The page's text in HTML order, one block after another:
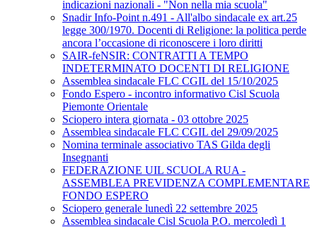
indicazioni nazionali - "Non nella mia scuola"
Snadir Info-Point n.491 - All'albo sindacale ex art.25
legge 300/1970. Docenti di Religione: la politica perde
ancora l’occasione di riconoscere i loro diritti
SAIR-feNSIR: CONTRATTI A TEMPO
INDETERMINATO DOCENTI DI RELIGIONE
Assemblea sindacale FLC CGIL del 15/10/2025
Fondo Espero - incontro informativo Cisl Scuola
Piemonte Orientale
Sciopero intera giornata - 03 ottobre 2025
Assemblea sindacale FLC CGIL del 29/09/2025
Nomina terminale associativo TAS Gilda degli
Insegnanti
FEDERAZIONE UIL SCUOLA RUA -
ASSEMBLEA PREVIDENZA COMPLEMENTARE
FONDO ESPERO
Sciopero generale lunedì 22 settembre 2025
Assemblea sindacale Cisl Scuola P.O. mercoledì 1